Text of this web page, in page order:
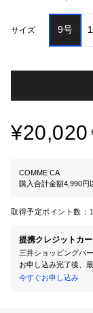
サイズ 9号
¥20,020
COMME CA
購入合計金額4,990円
取得予定ポイント数：
提携クレジットカ
三井ショッピングパ
お申し込み完了後、
今すぐお申し込み